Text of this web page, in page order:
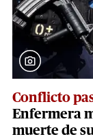
Conflicto
Enfermera
muerte de